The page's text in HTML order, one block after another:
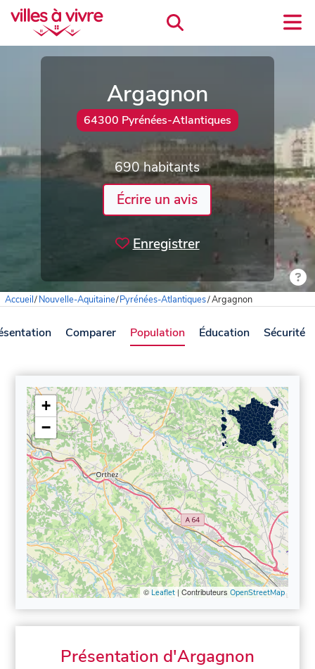
Argagnon
64300 Pyrénées-Atlantiques
690 habitants
Écrire un avis
Enregistrer
Accueil/Nouvelle-Aquitaine/Pyrénées-Atlantiques/Argagnon
Comparer Population Éducation Sécurité
+
−
© Leaflet| Contributeurs OpenStreetMap
Présentation d'Argagnon